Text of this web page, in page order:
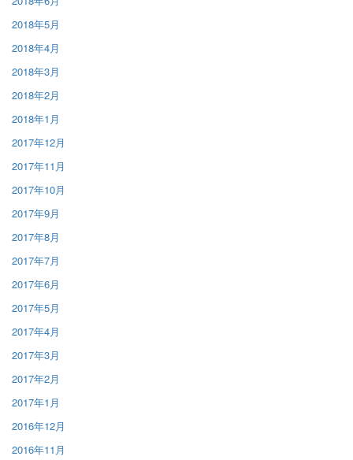
2018年5月
2018年4月
2018年3月
2018年2月
2018年1月
2017年12月
2017年11月
2017年10月
2017年9月
2017年8月
2017年7月
2017年6月
2017年5月
2017年4月
2017年3月
2017年2月
2017年1月
2016年12月
2016年11月